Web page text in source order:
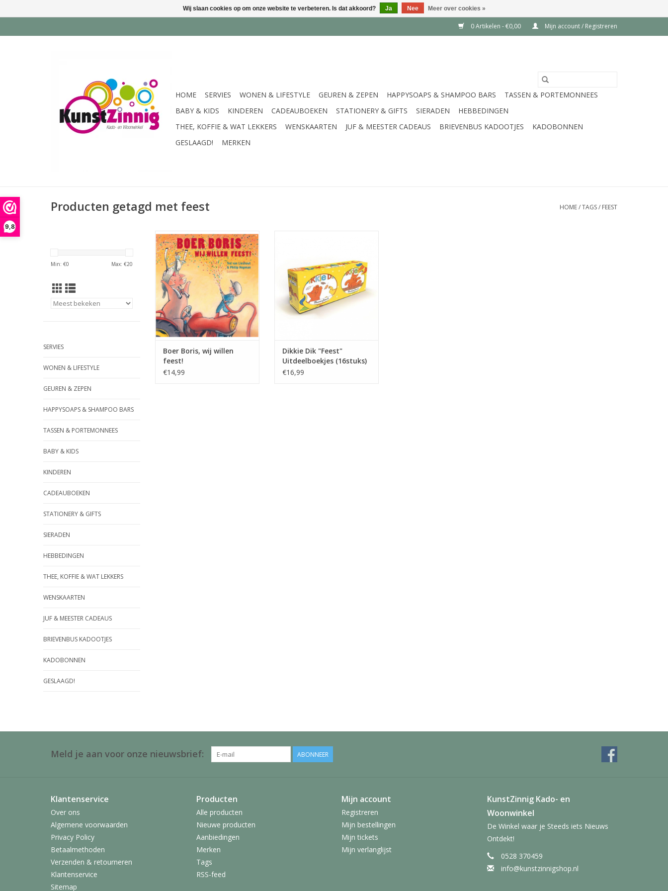
9,8
0 Artikelen - €0,00 Mijn account / Registreren
HOME SERVIES WONEN & LIFESTYLE GEUREN & ZEPEN HAPPYSOAPS & SHAMPOO BARS
TASSEN & PORTEMONNEES
BABY & KIDS
KINDEREN CADEAUBOEKEN STATIONERY & GIFTS SIERADEN
HEBBEDINGEN
THEE, KOFFIE & WAT LEKKERS
WENSKAARTEN JUF & MEESTER CADEAUS BRIEVENBUS KADOOTJES
KADOBONNEN
GESLAAGD!
MERKEN
Producten getagd met feest HOME/TAGS/ FEEST
Min: €0 Max: €20
SERVIES
WONEN & LIFESTYLE
GEUREN & ZEPEN
HAPPYSOAPS & SHAMPOO BARS
TASSEN & PORTEMONNEES
BABY & KIDS
KINDEREN
CADEAUBOEKEN
STATIONERY & GIFTS
SIERADEN
HEBBEDINGEN
THEE, KOFFIE & WAT LEKKERS
WENSKAARTEN
JUF & MEESTER CADEAUS
BRIEVENBUS KADOOTJES
KADOBONNEN
GESLAAGD!
Er is een lammetje geboren. Is
dat geen reden voor een feest?
Boer Boris vindt van niet. Hij
heeft helemaal geen tijd, want het
is druk op de boerderij. Wat is er
dan wél voor nodig om een
feestje te vieren?
TOEVOEGEN AAN WINKELWAGEN
Boer Boris, wij willen
feest!
€14,99
over de geliefde rode kat van Jet
Boeke. In de doos zitten zestien
kleine kartonboekjes met vier
verschillende verhaaltjes.
TOEVOEGEN AAN WINKELWAGEN
Dikkie Dik "Feest"
Uitdeelboekjes (16stuks)
€16,99
Meld je aan voor onze nieuwsbrief: ABONNEER
Klantenservice
Over ons
Algemene voorwaarden
Privacy Policy
Betaalmethoden
Verzenden & retourneren
Klantenservice
Sitemap
Producten
Alle producten
Nieuwe producten
Aanbiedingen
Merken
Tags
RSS-feed
Mijn account
Registreren
Mijn bestellingen
Mijn tickets
Mijn verlanglijst
KunstZinnig Kado- en
Woonwinkel
De Winkel waar je Steeds iets Nieuws
Ontdekt!
0528 370459
info@kunstzinnigshop.nl
Wij slaan cookies op om onze website te verbeteren. Is dat akkoord? Ja Nee Meer over cookies »